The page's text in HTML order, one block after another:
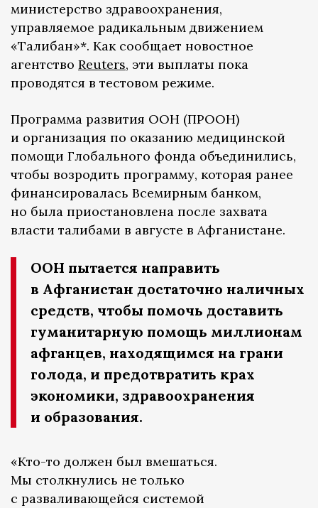
министерство здравоохранения,
управляемое радикальным движением
«Талибан»*. Как сообщает новостное
агентство Reuters, эти выплаты пока
проводятся в тестовом режиме.
Программа развития ООН (ПРООН)
и организация по оказанию медицинской
помощи Глобального фонда объединились,
чтобы возродить программу, которая ранее
финансировалась Всемирным банком,
но была приостановлена после захвата
власти талибами в августе в Афганистане.
ООН пытается направить
в Афганистан достаточно наличных
средств, чтобы помочь доставить
гуманитарную помощь миллионам
афганцев, находящимся на грани
голода, и предотвратить крах
экономики, здравоохранения
и образования.
«Кто-то должен был вмешаться.
Мы столкнулись не только
с разваливающейся системой